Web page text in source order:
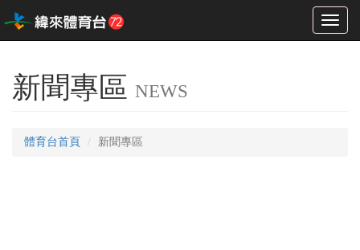
Toggle
新聞專區 NEWS
體育台首頁 新聞專區